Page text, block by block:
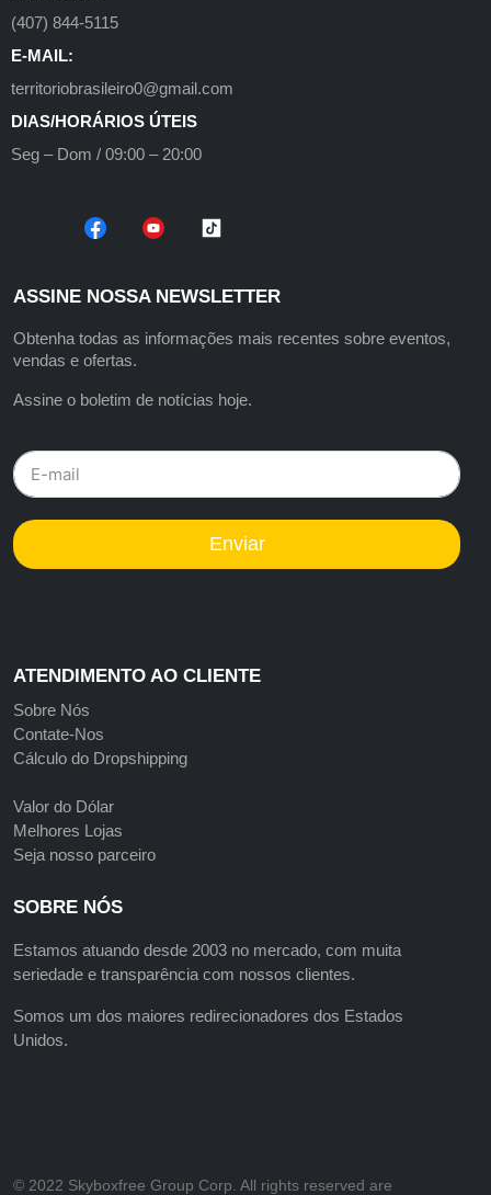
(407) 844-5115
E-MAIL:
territoriobrasileiro0@gmail.com
DIAS/HORÁRIOS ÚTEIS
Seg – Dom / 09:00 – 20:00
ASSINE NOSSA NEWSLETTER
Obtenha todas as informações mais recentes sobre eventos,
vendas e ofertas.
Assine o boletim de notícias hoje.
Enviar
ATENDIMENTO AO CLIENTE
Sobre Nós
Contate-Nos
Cálculo do Dropshipping
Valor do Dólar
Melhores Lojas
Seja nosso parceiro
SOBRE NÓS
Estamos atuando desde 2003 no mercado, com muita
seriedade e transparência com nossos clientes.
Somos um dos maiores redirecionadores dos Estados
Unidos.
©️ 2022 Skyboxfree Group Corp. All rights reserved are